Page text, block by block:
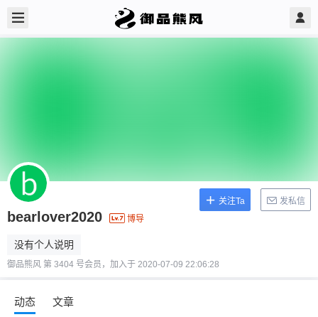
bearlover2020 博导
没有个人说明
御品熊风 第 3404 号会员，加入于 2020-07-09 22:06:28
关注Ta 发私信
动态 文章